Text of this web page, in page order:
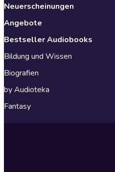
Neuerscheinungen
Angebote
Bestseller Audiobooks
Bildung und Wissen
Biografien
by Audioteka
Fantasy